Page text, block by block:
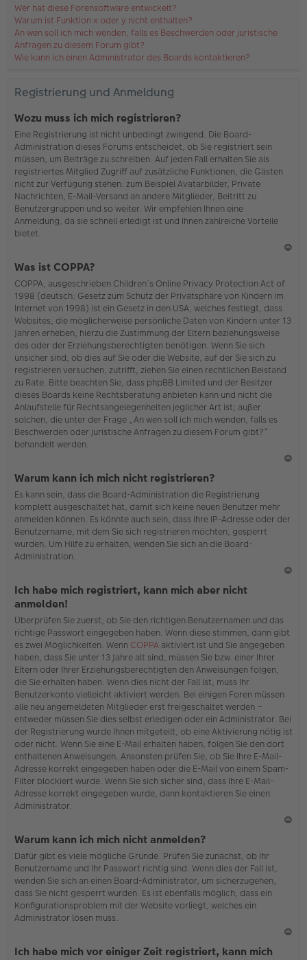
Wer hat diese Forensoftware entwickelt?
Warum ist Funktion x oder y nicht enthalten?
An wen soll ich mich wenden, falls es Beschwerden oder juristische
Anfragen zu diesem Forum gibt?
Wie kann ich einen Administrator des Boards kontaktieren?
Registrierung und Anmeldung
Wozu muss ich mich registrieren?
Eine Registrierung ist nicht unbedingt zwingend. Die Board-
Administration dieses Forums entscheidet, ob Sie registriert sein
müssen, um Beiträge zu schreiben. Auf jeden Fall erhalten Sie als
registriertes Mitglied Zugriff auf zusätzliche Funktionen, die Gästen
nicht zur Verfügung stehen: zum Beispiel Avatarbilder, Private
Nachrichten, E-Mail-Versand an andere Mitglieder, Beitritt zu
Benutzergruppen und so weiter. Wir empfehlen Ihnen eine
Anmeldung, da sie schnell erledigt ist und Ihnen zahlreiche Vorteile
bietet.
h
en
Was ist COPPA?
COPPA, ausgeschrieben Children’s Online Privacy Protection Act of
1998 (deutsch: Gesetz zum Schutz der Privatsphäre von Kindern im
Internet von 1998) ist ein Gesetz in den USA, welches festlegt, dass
Websites, die möglicherweise persönliche Daten von Kindern unter 13
Jahren erheben, hierzu die Zustimmung der Eltern beziehungsweise
des oder der Erziehungsberechtigten benötigen. Wenn Sie sich
unsicher sind, ob dies auf Sie oder die Website, auf der Sie sich zu
registrieren versuchen, zutrifft, ziehen Sie einen rechtlichen Beistand
zu Rate. Bitte beachten Sie, dass phpBB Limited und der Besitzer
dieses Boards keine Rechtsberatung anbieten kann und nicht die
Anlaufstelle für Rechtsangelegenheiten jeglicher Art ist; außer
solchen, die unter der Frage „An wen soll ich mich wenden, falls es
Beschwerden oder juristische Anfragen zu diesem Forum gibt?“
behandelt werden.
b
Warum kann ich mich nicht registrieren?
Es kann sein, dass die Board-Administration die Registrierung
komplett ausgeschaltet hat, damit sich keine neuen Benutzer mehr
anmelden können. Es könnte auch sein, dass Ihre IP-Adresse oder der
Benutzername, mit dem Sie sich registrieren möchten, gesperrt
wurden. Um Hilfe zu erhalten, wenden Sie sich an die Board-
Administration.
b
en
Ich habe mich registriert, kann mich aber nicht
anmelden!
Überprüfen Sie zuerst, ob Sie den richtigen Benutzernamen und das
richtige Passwort eingegeben haben. Wenn diese stimmen, dann gibt
es zwei Möglichkeiten. Wenn COPPA aktiviert ist und Sie angegeben
haben, dass Sie unter 13 Jahre alt sind, müssen Sie bzw. einer Ihrer
Eltern oder Ihrer Erziehungsberechtigten den Anweisungen folgen,
die Sie erhalten haben. Wenn dies nicht der Fall ist, muss Ihr
Benutzerkonto vielleicht aktiviert werden. Bei einigen Foren müssen
alle neu angemeldeten Mitglieder erst freigeschaltet werden –
entweder müssen Sie dies selbst erledigen oder ein Administrator. Bei
der Registrierung wurde Ihnen mitgeteilt, ob eine Aktivierung nötig ist
oder nicht. Wenn Sie eine E-Mail erhalten haben, folgen Sie den dort
enthaltenen Anweisungen. Ansonsten prüfen Sie, ob Sie Ihre E-Mail-
Adresse korrekt eingegeben haben oder die E-Mail von einem Spam-
Filter blockiert wurde. Wenn Sie sich sicher sind, dass Ihre E-Mail-
Adresse korrekt eingegeben wurde, dann kontaktieren Sie einen
Administrator.
Warum kann ich mich nicht anmelden?
Dafür gibt es viele mögliche Gründe. Prüfen Sie zunächst, ob Ihr
Benutzername und Ihr Passwort richtig sind. Wenn dies der Fall ist,
wenden Sie sich an einen Board-Administrator, um sicherzugehen,
dass Sie nicht gesperrt wurden. Es ist ebenfalls möglich, dass ein
Konfigurationsproblem mit der Website vorliegt, welches ein
Administrator lösen muss.
Ich habe mich vor einiger Zeit registriert, kann mich